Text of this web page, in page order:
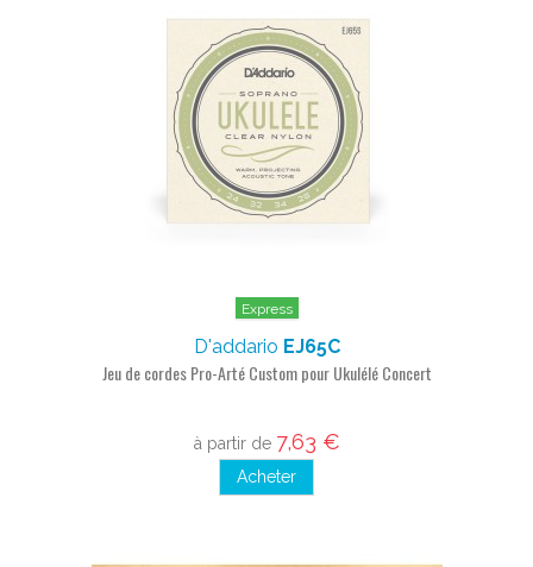
Express
D'addario EJ65C
Jeu de cordes Pro-Arté Custom pour Ukulélé Concert
à partir de 7,63 €
Acheter